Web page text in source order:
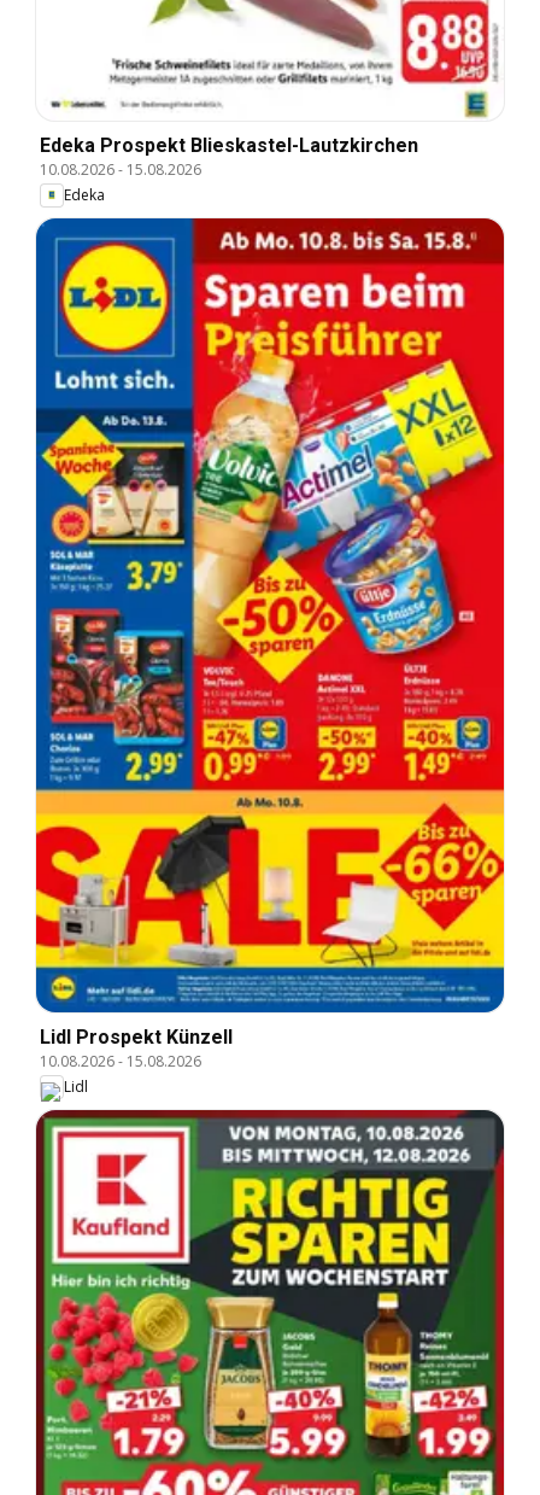
Edeka Prospekt Blieskastel-Lautzkirchen
10.08.2026- 15.08.2026
Edeka
Lidl Prospekt Künzell
10.08.2026- 15.08.2026
Lidl